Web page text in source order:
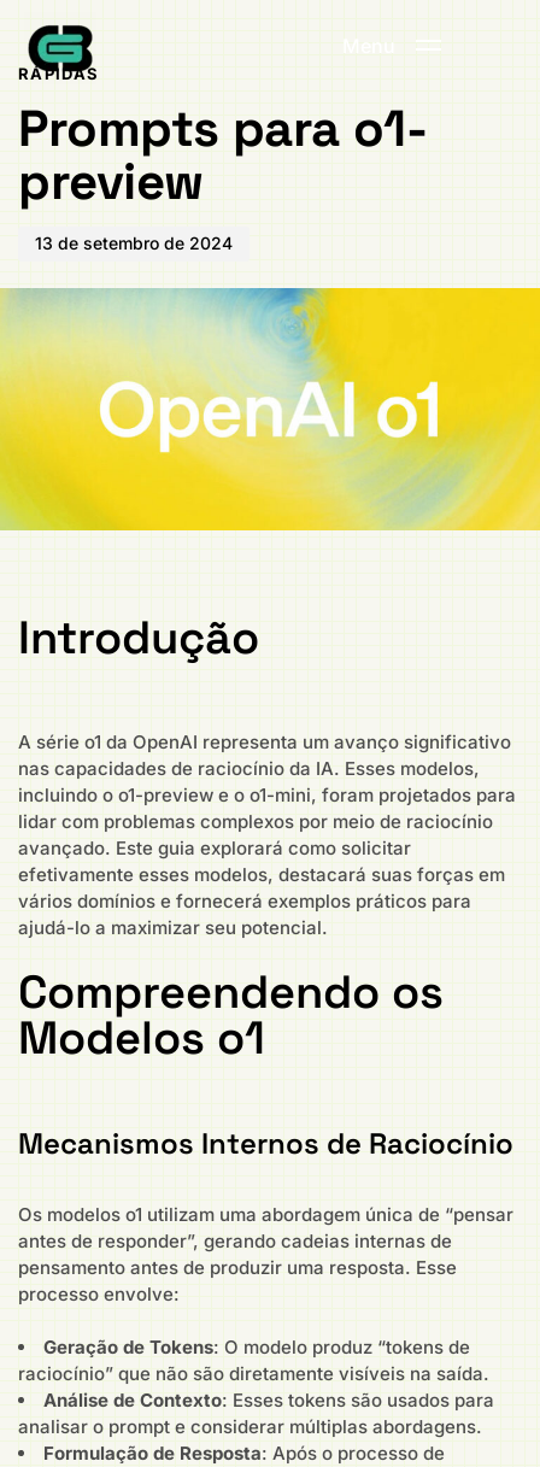
Menu
EM:
RÁPIDAS
Prompts para o1-
preview
em:
13 de setembro de 2024
Introdução
A série o1 da OpenAI representa um avanço significativo
nas capacidades de raciocínio da IA. Esses modelos,
incluindo o o1-preview e o o1-mini, foram projetados para
lidar com problemas complexos por meio de raciocínio
avançado. Este guia explorará como solicitar
efetivamente esses modelos, destacará suas forças em
vários domínios e fornecerá exemplos práticos para
ajudá-lo a maximizar seu potencial.
Compreendendo os
Modelos o1
Mecanismos Internos de Raciocínio
Os modelos o1 utilizam uma abordagem única de “pensar
antes de responder”, gerando cadeias internas de
pensamento antes de produzir uma resposta. Esse
processo envolve:
Geração de Tokens: O modelo produz “tokens de
raciocínio” que não são diretamente visíveis na saída.
Análise de Contexto: Esses tokens são usados para
analisar o prompt e considerar múltiplas abordagens.
Formulação de Resposta: Após o processo de